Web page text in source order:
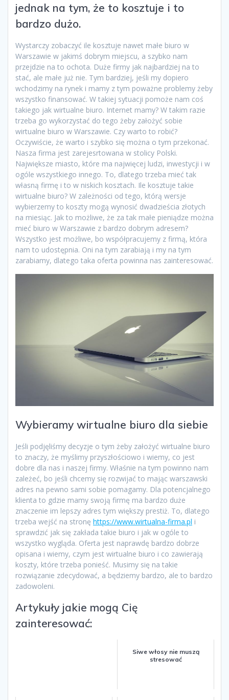
jednak na tym, że to kosztuje i to
bardzo dużo.
Wystarczy zobaczyć ile kosztuje nawet małe biuro w
Warszawie w jakimś dobrym miejscu, a szybko nam
przejdzie na to ochota. Duże firmy jak najbardziej na to
stać, ale małe już nie. Tym bardziej, jeśli my dopiero
wchodzimy na rynek i mamy z tym poważne problemy żeby
wszystko finansować. W takiej sytuacji pomoże nam coś
takiego jak wirtualne biuro. Internet mamy? W takim razie
trzeba go wykorzystać do tego żeby założyć sobie
wirtualne biuro w Warszawie. Czy warto to robić?
Oczywiście, że warto i szybko się można o tym przekonać.
Nasza firma jest zarejesrtowana w stolicy Polski.
Największe miasto, które ma najwięcej ludzi, inwestycji i w
ogóle wszystkiego innego. To, dlatego trzeba mieć tak
własną firmę i to w niskich kosztach. Ile kosztuje takie
wirtualne biuro? W zależności od tego, którą wersje
wybierzemy to koszty mogą wynosić dwadzieścia złotych
na miesiąc. Jak to możliwe, że za tak małe pieniądze można
mieć biuro w Warszawie z bardzo dobrym adresem?
Wszystko jest możliwe, bo współpracujemy z firmą, która
nam to udostępnia. Oni na tym zarabiają i my na tym
zarabiamy, dlatego taka oferta powinna nas zainteresować.
Wybieramy wirtualne biuro dla siebie
Jeśli podjęliśmy decyzje o tym żeby założyć wirtualne biuro
to znaczy, że myślimy przyszłościowo i wiemy, co jest
dobre dla nas i naszej firmy. Właśnie na tym powinno nam
zależeć, bo jeśli chcemy się rozwijać to mając warszawski
adres na pewno sami sobie pomagamy. Dla potencjalnego
klienta to gdzie mamy swoją firmę ma bardzo duże
znaczenie im lepszy adres tym większy prestiż. To, dlatego
trzeba wejść na stronę https://www.wirtualna-firma.pl i
sprawdzić jak się zakłada takie biuro i jak w ogóle to
wszystko wygląda. Oferta jest naprawdę bardzo dobrze
opisana i wiemy, czym jest wirtualne biuro i co zawierają
koszty, które trzeba ponieść. Musimy się na takie
rozwiązanie zdecydować, a będziemy bardzo, ale to bardzo
zadowoleni.
Artykuły jakie mogą Cię
zainteresować:
Siwe włosy nie muszą
stresować